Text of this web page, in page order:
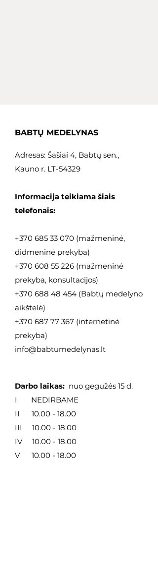
BABTŲ MEDELYNAS
Adresas: Šašiai 4, Babtų sen.,
Kauno r. LT-54329
Informacija teikiama šiais
telefonais:
+370 685 33 070 (mažmeninė,
didmeninė prekyba)
+370 608 55 226 (mažmeninė
prekyba, konsultacijos)
+370 688 48 454 (Babtų medelyno
aikštelė)
+370 687 77 367 (internetinė
prekyba)
info@babtumedelynas.lt
Darbo laikas: nuo gegužės 15 d.
I NEDIRBAME
II 10.00 - 18.00
III 10.00 - 18.00
IV 10.00 - 18.00
V 10.00 - 18.00